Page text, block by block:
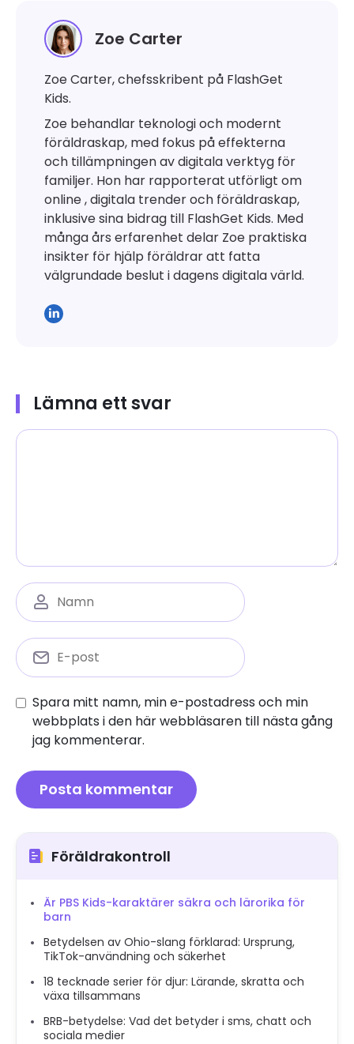
Zoe Carter
Zoe Carter, chefsskribent på FlashGet
Kids.
Zoe behandlar teknologi och modernt
föräldraskap, med fokus på effekterna
och tillämpningen av digitala verktyg för
familjer. Hon har rapporterat utförligt om
online , digitala trender och föräldraskap,
inklusive sina bidrag till FlashGet Kids. Med
många års erfarenhet delar Zoe praktiska
insikter för hjälp föräldrar att fatta
välgrundade beslut i dagens digitala värld.
Lämna ett svar
Spara mitt namn, min e-postadress och min
webbplats i den här webbläsaren till nästa gång
jag kommenterar.
Föräldrakontroll
Är PBS Kids-karaktärer säkra och lärorika för
barn
Betydelsen av Ohio-slang förklarad: Ursprung,
TikTok-användning och säkerhet
18 tecknade serier för djur: Lärande, skratta och
växa tillsammans
BRB-betydelse: Vad det betyder i sms, chatt och
sociala medier